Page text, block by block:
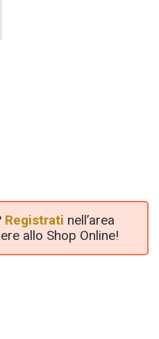
Registrati nell’area
allo Shop Online!